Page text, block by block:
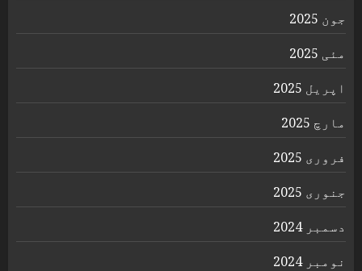
جون 2025
مئی 2025
اپریل 2025
مارچ 2025
فروری 2025
جنوری 2025
دسمبر 2024
نومبر 2024